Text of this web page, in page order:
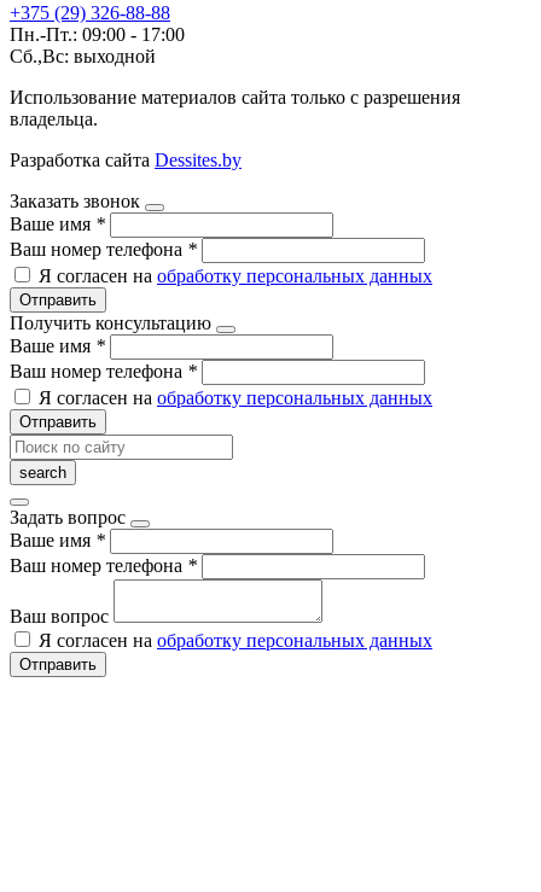
+375 (29) 326-88-88
Пн.-Пт.: 09:00 - 17:00
Сб.,Вс: выходной
Использование материалов сайта только с разрешения
владельца.
Разработка сайта Dessites.by
Заказать звонок
Ваше имя *
Ваш номер телефона *
Я согласен на обработку персональных данных
Отправить
Получить консультацию
Ваше имя *
Ваш номер телефона *
Я согласен на обработку персональных данных
Отправить
Задать вопрос
Ваше имя *
Ваш номер телефона *
Ваш вопрос
Я согласен на обработку персональных данных
Отправить